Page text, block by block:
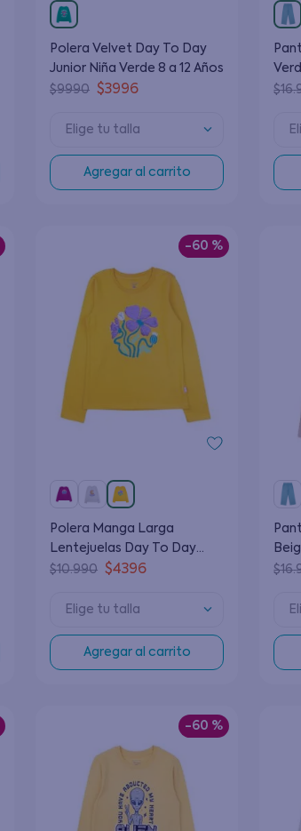
Polera Velvet Day To Day
Junior Niña Verde 8 a 12 Años
$9990 $3996
Elige tu talla
Agregar al carrito
$16.
-60 %
Polera Manga Larga
Lentejuelas Day To Day
Junior Niña Mostaza 8 a 12
$10.990 $4396
Elige tu talla
Agregar al carrito
$16.
-60 %